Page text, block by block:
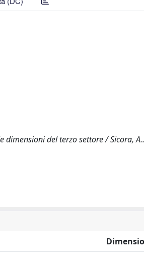
del terzo settore / Sicora, A..